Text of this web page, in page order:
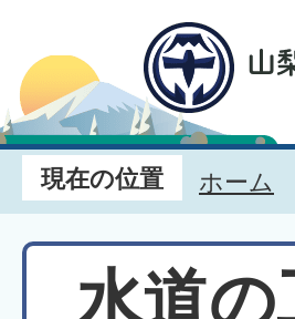
現在の位置 ホーム
水道